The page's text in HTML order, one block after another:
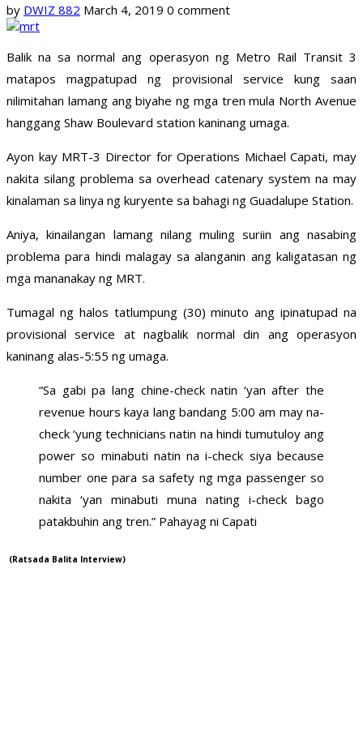
by DWIZ 882 March 4, 2019 0 comment
Balik na sa normal ang operasyon ng Metro Rail Transit 3
matapos magpatupad ng provisional service kung saan
nilimitahan lamang ang biyahe ng mga tren mula North Avenue
hanggang Shaw Boulevard station kaninang umaga.
Ayon kay MRT-3 Director for Operations Michael Capati, may
nakita silang problema sa overhead catenary system na may
kinalaman sa linya ng kuryente sa bahagi ng Guadalupe Station.
Aniya, kinailangan lamang nilang muling suriin ang nasabing
problema para hindi malagay sa alanganin ang kaligatasan ng
mga mananakay ng MRT.
Tumagal ng halos tatlumpung (30) minuto ang ipinatupad na
provisional service at nagbalik normal din ang operasyon
kaninang alas-5:55 ng umaga.
“Sa gabi pa lang chine-check natin ‘yan after the
revenue hours kaya lang bandang 5:00 am may na-
check ‘yung technicians natin na hindi tumutuloy ang
power so minabuti natin na i-check siya because
number one para sa safety ng mga passenger so
nakita ‘yan minabuti muna nating i-check bago
patakbuhin ang tren.” Pahayag ni Capati
(Ratsada Balita Interview)